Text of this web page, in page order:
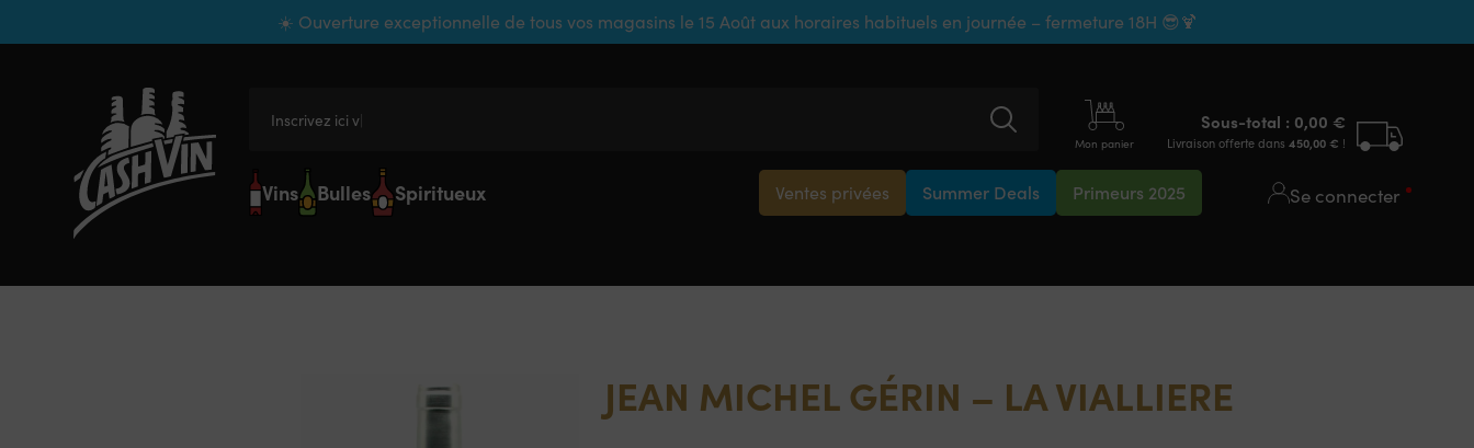
☀️ Ouverture exceptionnelle de tous vos magasins le 15 Août aux horaires habituels en journée – fermeture 18H 😎🍹
Inscrivez ici votre
Mon panier
Sous-total : 0,00 €
Livraison offerte dans 450,00 € !
Vins Bulles Spiritueux Ventes privées Summer Deals Primeurs 2025 Se connecter
JEAN MICHEL GÉRIN – LA VIALLIERE